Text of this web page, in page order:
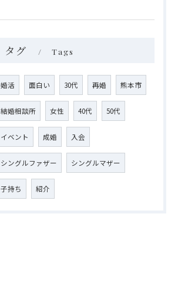
タグ Tags
婚活 面白い 30代 再婚 熊本市
結婚相談所 女性 40代 50代
イベント 成婚 入会
シングルファザー シングルマザー
子持ち 紹介